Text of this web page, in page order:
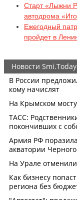
Старт «Лыжни
автодрома
Ежегодный
пройдет в